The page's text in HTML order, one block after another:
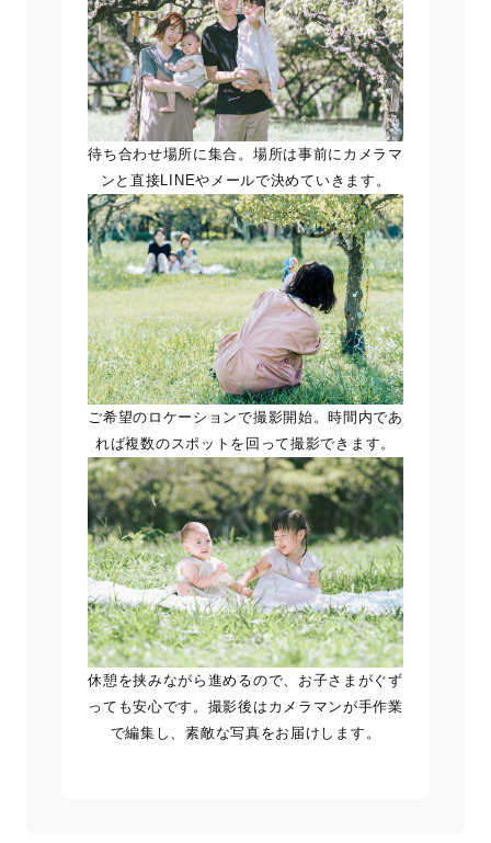
待ち合わせ場所に集合。場所は事前にカメラマ
ンと直接LINEやメールで決めていきます。
ご希望のロケーションで撮影開始。時間内であ
れば複数のスポットを回って撮影できます。
休憩を挟みながら進めるので、お子さまがぐず
っても安心です。撮影後はカメラマンが手作業
で編集し、素敵な写真をお届けします。